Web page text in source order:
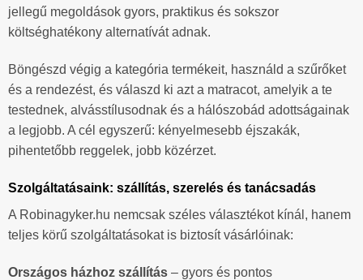
jellegű megoldások gyors, praktikus és sokszor
költséghatékony alternatívát adnak.
Böngészd végig a kategória termékeit, használd a szűrőket
és a rendezést, és válaszd ki azt a matracot, amelyik a te
testednek, alvásstílusodnak és a hálószobád adottságainak
a legjobb. A cél egyszerű: kényelmesebb éjszakák,
pihentetőbb reggelek, jobb közérzet.
Szolgáltatásaink: szállítás, szerelés és tanácsadás
A Robinagyker.hu nemcsak széles választékot kínál, hanem
teljes körű szolgáltatásokat is biztosít vásárlóinak:
Országos házhoz szállítás – gyors és pontos